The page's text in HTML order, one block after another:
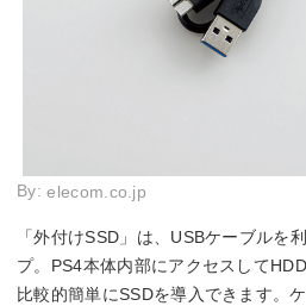
By:elecom.co.jp
「外付けSSD」は、USBケーブルを
プ。PS4本体内部にアクセスして
比較的簡単にSSDを導入できます。